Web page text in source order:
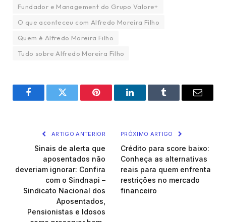
Fundador e Management do Grupo Valore+
O que aconteceu com Alfredo Moreira Filho
Quem é Alfredo Moreira Filho
Tudo sobre Alfredo Moreira Filho
FacebookTwitter Pinterest LinkedInTumblr Email
ARTIGO ANTERIOR
Sinais de alerta que
aposentados não
deveriam ignorar: Confira
com o Sindnapi –
Sindicato Nacional dos
Aposentados,
Pensionistas e Idosos
PRÓXIMO ARTIGO
Crédito para score baixo:
Conheça as alternativas
reais para quem enfrenta
restrições no mercado
financeiro